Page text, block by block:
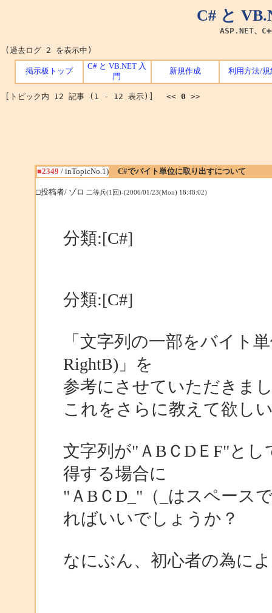
C# と
ASP.NET、
(過去ログ 2 を表示中)
掲示板トップ
C# と VB.NET 入
門
新規作成 利用方法/規
[トピック内 12 記事 (1 - 12 表示)] << 0 >>
■2349 / inTopicNo.1) C#でバイト単位に取り出すについて
□投稿者/ ゾロ 二等兵(1回)-(2006/01/23(Mon) 18:48:02)
分類:[C#]
分類:[C#]
「文字列の一部をバイト
RightB)」を
参考にさせていただきま
これをさらに教えて欲し
文字列が"ＡBＣDＥF"と
得する場合に
"ＡBＣD_"（_はスペース
ればいいでしょうか？
なにぶん、初心者の為に